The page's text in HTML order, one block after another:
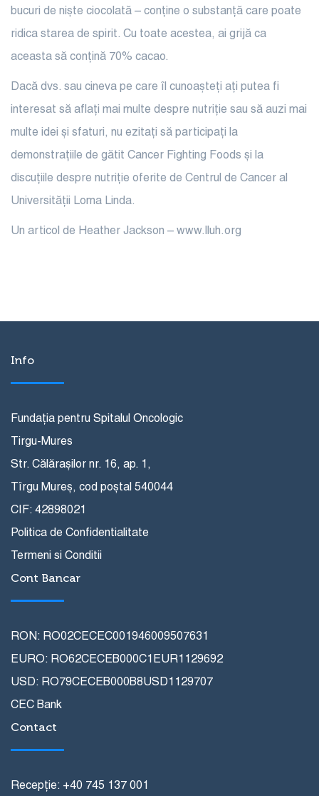
bucuri de niște ciocolată – conține o substanță care poate
ridica starea de spirit. Cu toate acestea, ai grijă ca
aceasta să conțină 70% cacao.
Dacă dvs. sau cineva pe care îl cunoașteți ați putea fi
interesat să aflați mai multe despre nutriție sau să auzi mai
multe idei și sfaturi, nu ezitați să participați la
demonstrațiile de gătit Cancer Fighting Foods și la
discuțiile despre nutriție oferite de Centrul de Cancer al
Universității Loma Linda.
Un articol de Heather Jackson – www.lluh.org
Info
Fundația pentru Spitalul Oncologic
Tirgu-Mures
Str. Călărașilor nr. 16, ap. 1,
Tîrgu Mureș, cod poștal 540044
CIF: 42898021
Politica de Confidentialitate
Termeni si Conditii
Cont Bancar
RON: RO02CECEC001946009507631
EURO: RO62CECEB000C1EUR1129692
USD: RO79CECEB000B8USD1129707
CEC Bank
Contact
Recepție: +40 745 137 001